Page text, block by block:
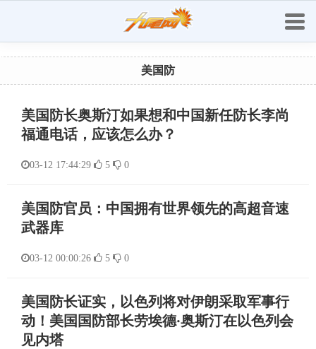
美国防
美国防长奥斯汀如果想和中国新任防长李尚
福通电话，应该怎么办？
03-12 17:44:29 5 0
美国防官员：中国拥有世界领先的高超音速
武器库
03-12 00:00:26 5 0
美国防长证实，以色列将对伊朗采取军事行
动！美国国防部长劳埃德·奥斯汀在以色列会
见内塔